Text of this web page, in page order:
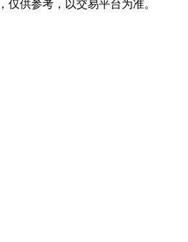
仅供参考，以交易平台为准。